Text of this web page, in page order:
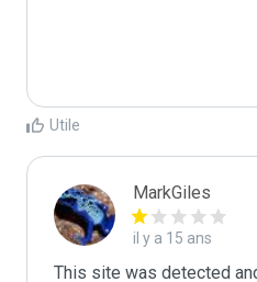
Utile
MarkGiles
il y a 15 ans
This site was detected